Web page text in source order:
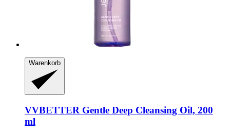
Warenkorb
VVBETTER Gentle Deep Cleansing Oil, 200
ml